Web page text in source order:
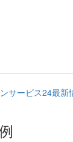
サービス24最新